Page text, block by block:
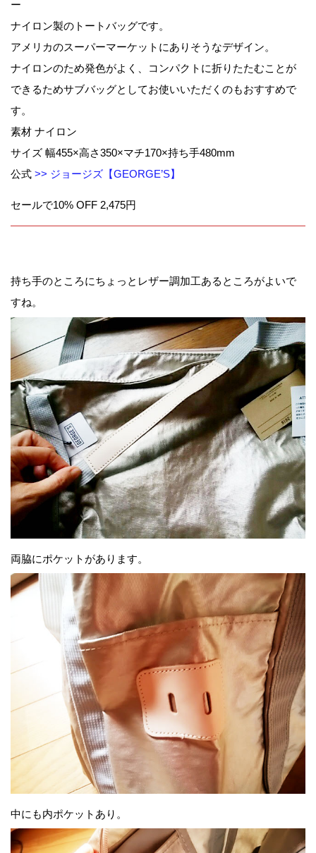
ー
ナイロン製のトートバッグです。
アメリカのスーパーマーケットにありそうなデザイン。
ナイロンのため発色がよく、コンパクトに折りたたむことが
できるためサブバッグとしてお使いいただくのもおすすめで
す。
素材 ナイロン
サイズ 幅455×高さ350×マチ170×持ち手480mm
公式 >> ジョージズ【GEORGE’S】
セールで10% OFF 2,475円
持ち手のところにちょっとレザー調加工あるところがよいで
すね。
両脇にポケットがあります。
中にも内ポケットあり。